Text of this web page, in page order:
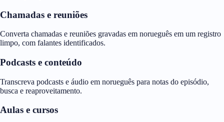
Chamadas e reuniões
Converta chamadas e reuniões gravadas em norueguês em um registro
limpo, com falantes identificados.
Podcasts e conteúdo
Transcreva podcasts e áudio em norueguês para notas do episódio,
busca e reaproveitamento.
Aulas e cursos